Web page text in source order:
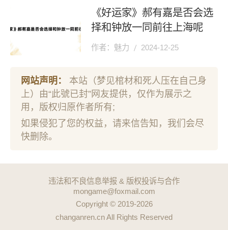
《好运家》郝有嘉是否会选
择和钟放一同前往上海呢
作者：魅力 2024-12-25
网站声明：
本站（梦见棺材和死人压在自己身
上）由“此號已封”网友提供，仅作为展示之
用，版权归原作者所有;
如果侵犯了您的权益，请来信告知，我们会尽
快删除。
违法和不良信息举报 & 版权投诉与合作
mongame@foxmail.com
Copyright © 2019-2026
changanren.cn All Rights Reserved